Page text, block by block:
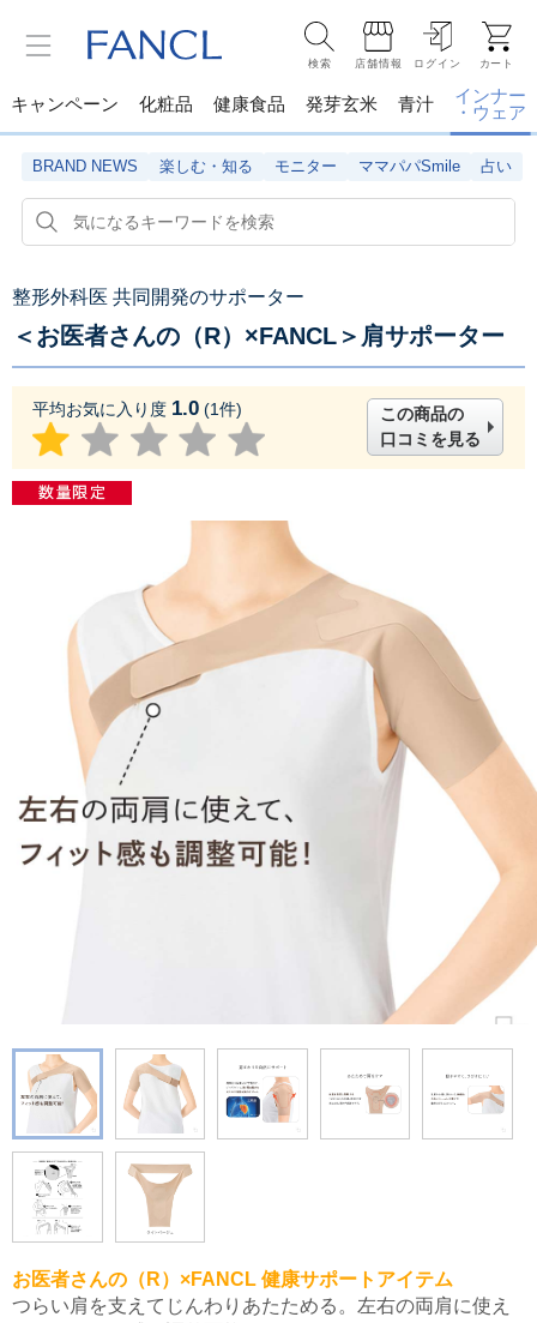
検索 店舗情報 ログイン カート
キャンペーン 化粧品 健康食品 発芽玄米 青汁
インナー
・ウェア
BRAND NEWS 楽しむ・知る モニター ママパパSmile 占い
整形外科医 共同開発のサポーター
＜お医者さんの（R）×FANCL＞肩サポーター
平均お気に入り度 1.0 (1件)
この商品の
口コミを見る
お医者さんの（R）×FANCL 健康サポートアイテム
つらい肩を支えてじんわりあたためる。左右の両肩に使え